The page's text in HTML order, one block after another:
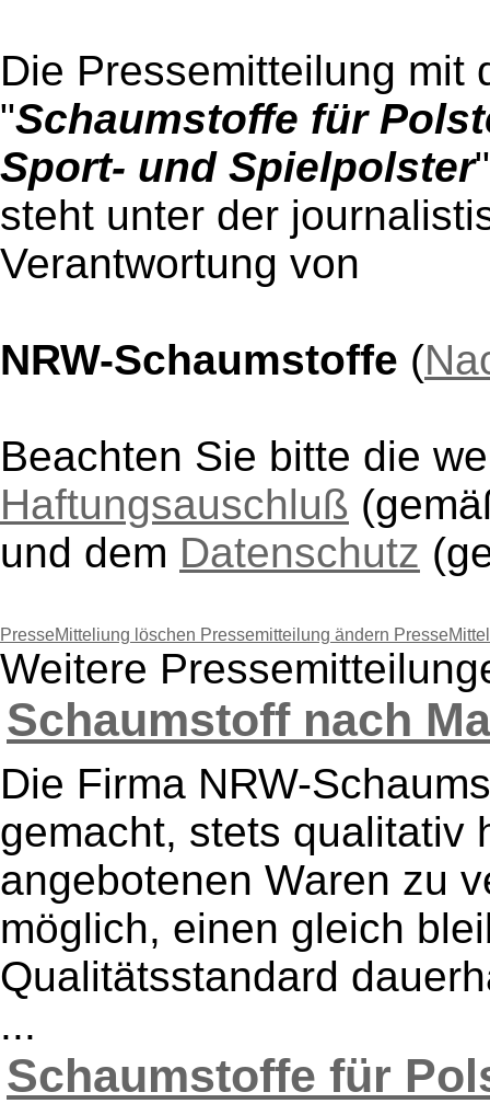
Die Pressemitteilung mit
"Schaumstoffe für
Sport- und Spielpolster"
steht unter der
Verantwortung von
NRW-Schaumstoffe (
Beachten Sie bitte die
Haftungsauschluß
und dem Datenschutz
PresseMitteliung löschen Pressemitteilung ändern
Weitere
Schaumstoff nach
Die Firma NRW-
gemacht, stets qualitativ
angebotenen Waren zu
möglich, einen gleich
Qualitätsstandard
...
Schaumstoffe für